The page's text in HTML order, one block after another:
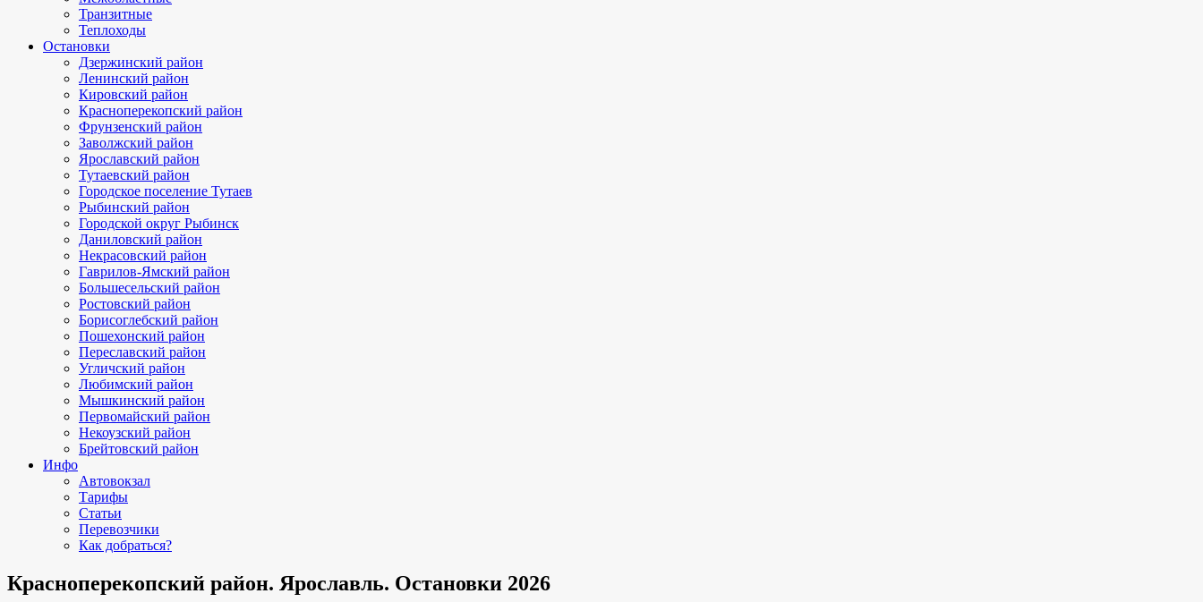
Транзитные
Теплоходы
Остановки
Дзержинский район
Ленинский район
Кировский район
Красноперекопский район
Фрунзенский район
Заволжский район
Ярославский район
Тутаевский район
Городское поселение Тутаев
Рыбинский район
Городской округ Рыбинск
Даниловский район
Некрасовский район
Гаврилов-Ямский район
Большесельский район
Ростовский район
Борисоглебский район
Пошехонский район
Переславский район
Угличский район
Любимский район
Мышкинский район
Первомайский район
Некоузский район
Брейтовский район
Инфо
Автовокзал
Тарифы
Статьи
Перевозчики
Как добраться?
Красноперекопский район. Ярославль. Остановки 2026